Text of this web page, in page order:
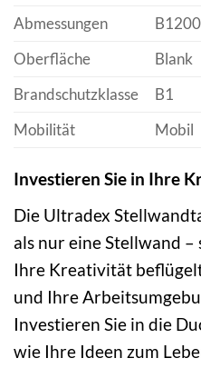
Abmessungen
Oberfläche
Blank
Brandschutzklasse
B1
Mobilität
Mobil
Investieren Sie in Ihre
Die Ultradex
als nur eine Stellwand –
Ihre Kreativität
und Ihre
Investieren Sie in die
wie Ihre Ideen zum